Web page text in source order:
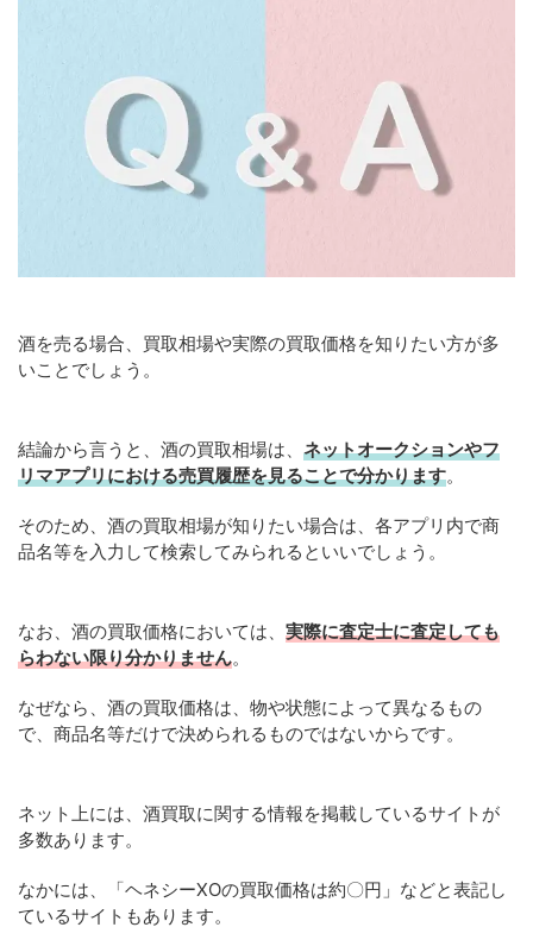
酒を売る場合、買取相場や実際の買取価格を知りたい方が多
いことでしょう。
結論から言うと、酒の買取相場は、 ネットオークションやフ
リマアプリにおける売買履歴を見ることで分かります。
そのため、酒の買取相場が知りたい場合は、各アプリ内で商
品名等を入力して検索してみられるといいでしょう。
なお、酒の買取価格においては、 実際に査定士に査定しても
らわない限り分かりません。
なぜなら、酒の買取価格は、物や状態によって異なるもの
で、商品名等だけで決められるものではないからです。
ネット上には、酒買取に関する情報を掲載しているサイトが
多数あります。
なかには、「ヘネシーXOの買取価格は約〇円」などと表記し
ているサイトもあります。